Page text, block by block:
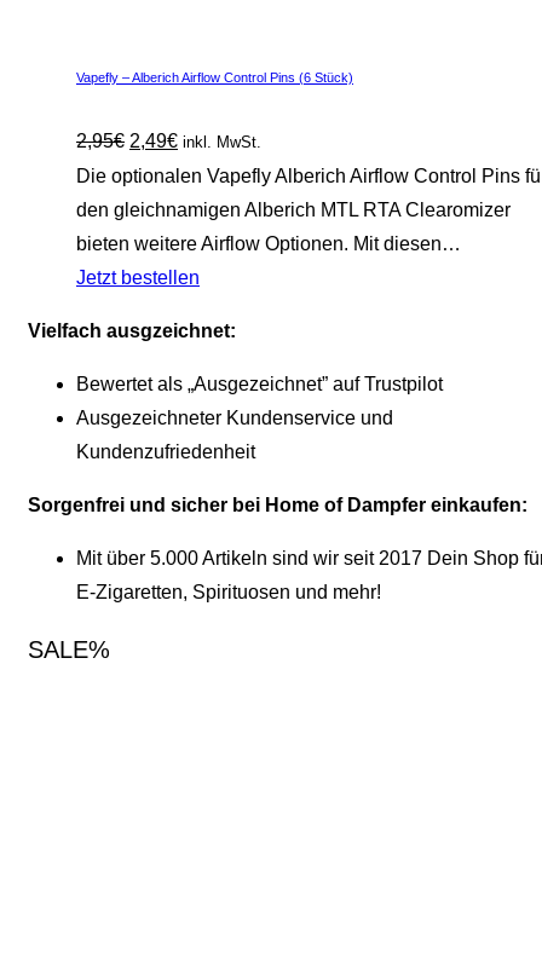
Vapefly – Alberich Airflow Control Pins (6 Stück)
2,95€ 2,49€ inkl. MwSt.
Die optionalen Vapefly Alberich Airflow Control Pins
den gleichnamigen Alberich MTL RTA Clearomizer
bieten weitere Airflow Optionen. Mit diesen…
Jetzt bestellen
Vielfach ausgzeichnet:
Bewertet als „Ausgezeichnet” auf Trustpilot
Ausgezeichneter Kundenservice und
Kundenzufriedenheit
Sorgenfrei und sicher bei Home of Dampfer einkaufen:
Mit über 5.000 Artikeln sind wir seit 2017 Dein Shop
E-Zigaretten, Spirituosen und mehr!
SALE%